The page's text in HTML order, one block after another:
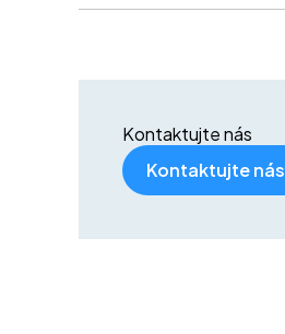
Kontaktujte nás
Kontaktujte nás